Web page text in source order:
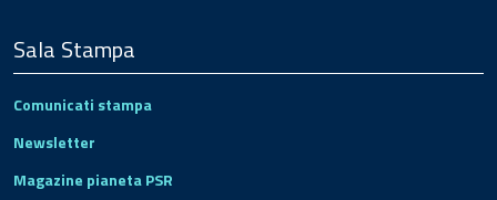
Sala Stampa
Comunicati stampa
Newsletter
Magazine pianeta PSR